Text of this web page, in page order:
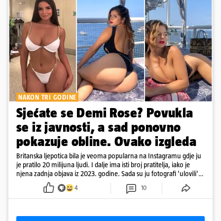
NAKON TRI GODINE
Sjećate se Demi Rose? Povukla
se iz javnosti, a sad ponovno
pokazuje obline. Ovako izgleda
Britanska ljepotica bila je veoma popularna na Instagramu gdje ju
je pratilo 20 milijuna ljudi. I dalje ima isti broj pratitelja, iako je
njena zadnja objava iz 2023. godine. Sada su ju fotografi 'ulovili'
4 10